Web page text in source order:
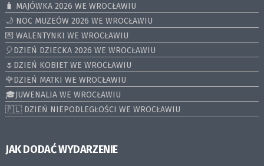
🧳 MAJÓWKA 2026 WE WROCŁAWIU
🌙 NOC MUZEÓW 2026 WE WROCŁAWIU
💌 WALENTYNKI WE WROCŁAWIU
🎈DZIEŃ DZIECKA 2026 WE WROCŁAWIU
🌷DZIEŃ KOBIET WE WROCŁAWIU
🌹DZIEŃ MATKI WE WROCŁAWIU
🎓JUWENALIA WE WROCŁAWIU
🇵🇱 DZIEŃ NIEPODLEGŁOŚCI WE WROCŁAWIU
JAK DODAĆ WYDARZENIE